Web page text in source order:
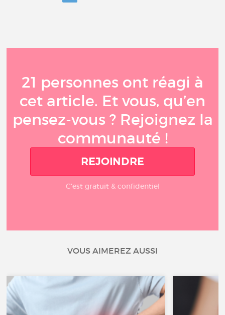
21 personnes ont réagi à
cet article. Et vous, qu’en
pensez-vous ? Rejoignez la
communauté !
REJOINDRE
C'est gratuit & confidentiel
VOUS AIMEREZ AUSSI